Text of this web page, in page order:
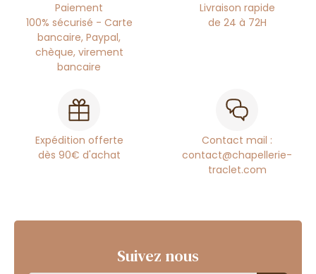
Paiement
100% sécurisé - Carte
bancaire, Paypal,
chèque, virement
bancaire
Livraison rapide
de 24 à 72H
Expédition offerte
dès 90€ d'achat
Contact mail :
contact@chapellerie-
traclet.com
Suivez nous